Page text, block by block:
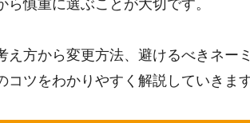
慎重に選ぶことが大切です。
え方から変更方法、避けるべきネー
ツをわかりやすく解説していきます